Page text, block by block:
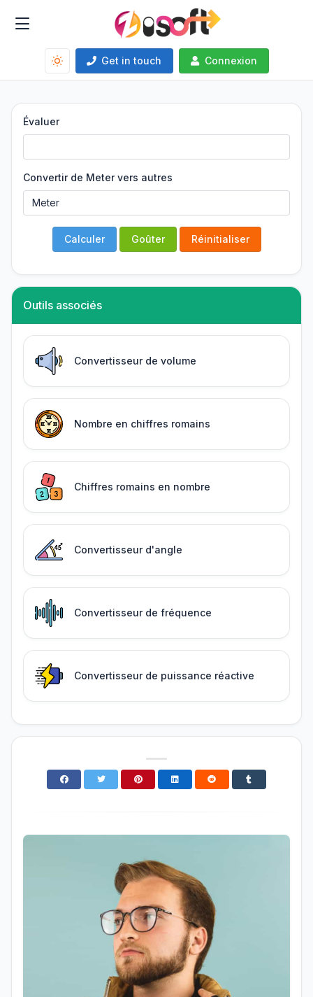
Get in touch Connexion
Évaluer
Convertir de Meter vers autres
Calculer Goûter Réinitialiser
Outils associés
Convertisseur de volume
Nombre en chiffres romains
Chiffres romains en nombre
Convertisseur d'angle
Convertisseur de fréquence
Convertisseur de puissance réactive